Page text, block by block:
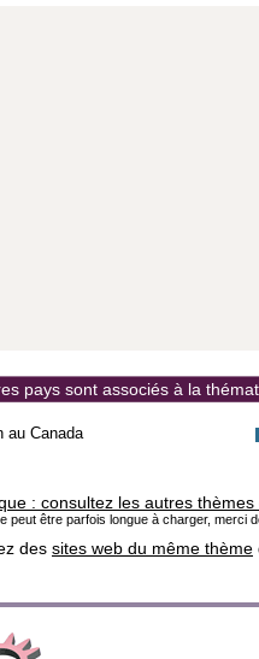
pays sont associés à la
au Canada
: consultez les autres
peut être parfois longue à charger, merci
des sites web du même thème